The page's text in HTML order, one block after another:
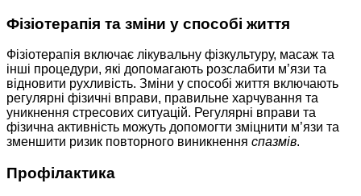
Фізіотерапія та зміни у способі життя
Фізіотерапія включає лікувальну фізкультуру, масаж та
інші процедури, які допомагають розслабити м’язи та
відновити рухливість. Зміни у способі життя включають
регулярні фізичні вправи, правильне харчування та
уникнення стресових ситуацій. Регулярні вправи та
фізична активність можуть допомогти зміцнити м’язи та
зменшити ризик повторного виникнення спазмів.
Профілактика